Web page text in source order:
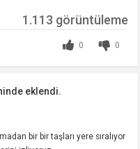
0
0
1.113 görüntüleme
eklendi.
bir bir taşları yere sıralıyor